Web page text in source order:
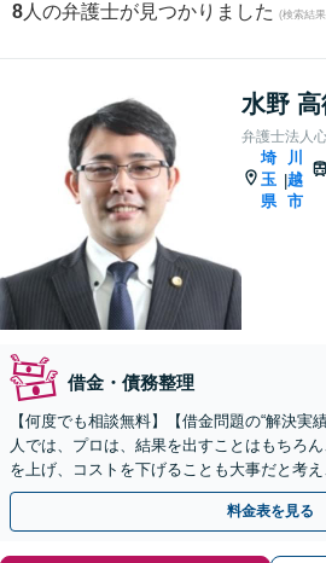
8 人の弁護士が見つかりました (検索結
水野
弁護士法人
埼
玉
県
|
川
越
市
借金・債務整理
【何度でも相談無料】【借金問題の“解決実
人では、プロは、結果を出すことはもちろ
を上げ、コストを下げることも大事だと考
く、費用を可能な限り安くすることにこだ
料金表を見る